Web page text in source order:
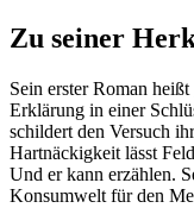
Zu seiner
Sein erster Roman
Erklärung in einer
schildert den Versuch
Hartnäckigkeit lässt
Und er kann erzählen.
Konsumwelt für den